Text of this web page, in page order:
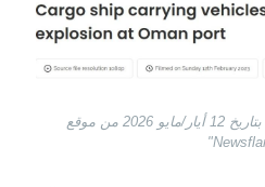
صورة ملتقطة من الشاشة بتاريخ 12 أيار/مايو 2026 من موقع